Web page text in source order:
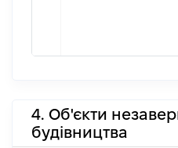
4. Об'єкти
будівництва